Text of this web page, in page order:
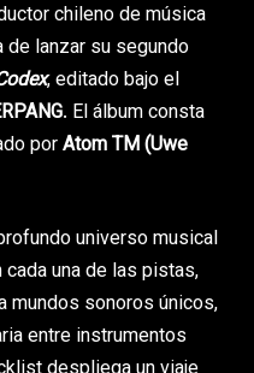
chileno de música
de lanzar su segundo
, editado bajo el
. El álbum consta
porAtom TM (Uwe
universo musical
una de las pistas,
mundos sonoros únicos,
entre instrumentos